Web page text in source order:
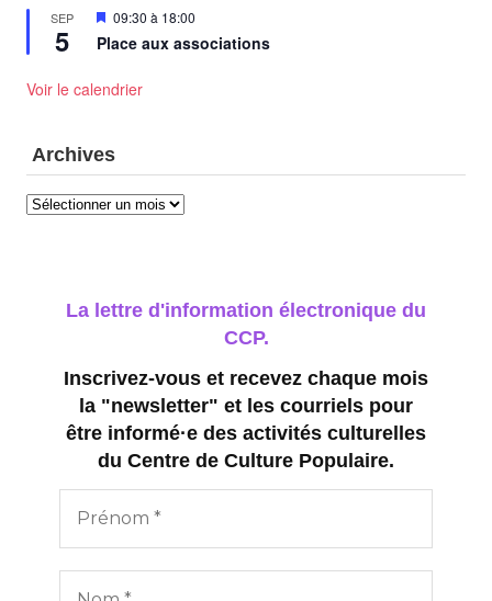
SEP
5
Mis
avant
09:30 à 18:00
Place aux associations
Voir le calendrier
Archives
Archives
La lettre d'information électronique du
CCP.
Inscrivez-vous et recevez chaque mois
la "newsletter" et les courriels pour
être informé·e des activités culturelles
du Centre de Culture Populaire.